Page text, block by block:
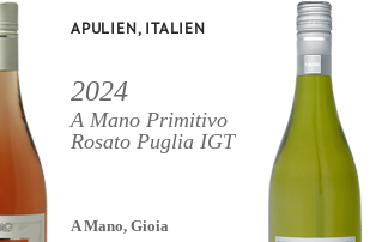
APULIEN, ITALIEN
2024
A Mano Primitivo
Rosato Puglia IGT
A Mano, Gioia